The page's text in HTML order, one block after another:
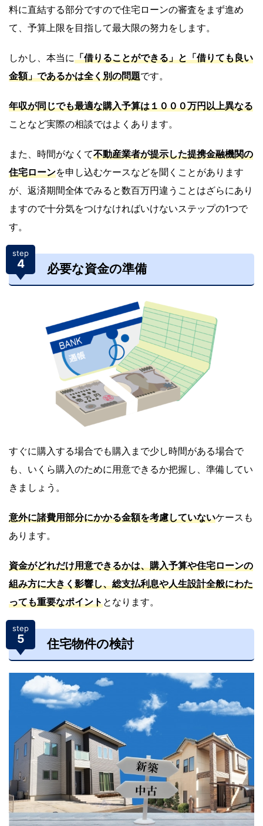
料に直結する部分ですので住宅ローンの審査をまず進め
て、予算上限を目指して最大限の努力をします。
しかし、本当に「借りることができる」と「借りても良い
金額」であるかは全く別の問題です。
年収が同じでも最適な購入予算は１０００万円以上異なる
ことなど実際の相談ではよくあります。
また、時間がなくて不動産業者が提示した提携金融機関の
住宅ローンを申し込むケースなどを聞くことがあります
が、返済期間全体でみると数百万円違うことはざらにあり
ますので十分気をつけなければいけないステップの1つで
す。
step
4 必要な資金の準備
すぐに購入する場合でも購入まで少し時間がある場合で
も、いくら購入のために用意できるか把握し、準備してい
きましょう。
意外に諸費用部分にかかる金額を考慮していないケースも
あります。
資金がどれだけ用意できるかは、購入予算や住宅ローンの
組み方に大きく影響し、総支払利息や人生設計全般にわた
っても重要なポイントとなります。
step
5 住宅物件の検討